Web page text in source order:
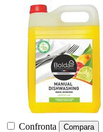
Confronta Compara